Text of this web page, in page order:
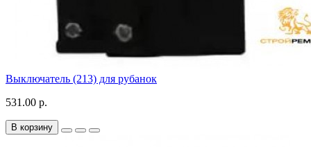
Выключатель (213) для рубанок
531.00 р.
В корзину